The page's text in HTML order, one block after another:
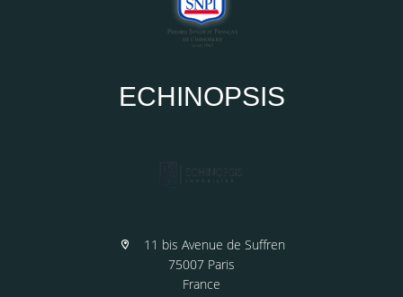
ECHINOPSIS
11 bis Avenue de Suffren
75007 Paris
France